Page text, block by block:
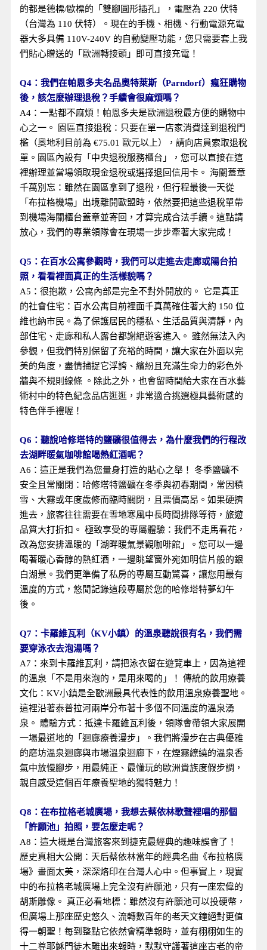
的都是德標/歐標的「雙腳圓形插孔」，電壓為 220 伏特
（台灣為 110 伏特）。現在的手機、相機、行動電源充電
器大多具備 110V-240V 的自動變壓功能，您只需要套上我
們貼心贈送的「歐洲轉接頭」即可直接充電！
Q4：我們在帕恩多夫名品奧特萊斯（Parndorf）瘋狂購物
後，該怎麼辦理退稅？手續會很麻煩嗎？
A4：一點都不麻煩！帕恩多夫是歐洲退稅最方便的購物中
心之一。 園區直接退稅：只要在單一店家消費達到退稅門
檻（奧地利目前為 €75.01 歐元以上），請向店員索取退稅
單。園區內設有「中央退稅服務櫃台」，您可以直接在這
裡辦理並當場領取現金退稅或選擇退回信用卡。 海關蓋章
千萬別忘：雖然在園區拿到了退稅，但行程最後一天從
「布拉格機場」出境離開歐盟時，依然要把這些退稅單帶
到機場海關櫃台蓋章並寄回，才算完成合法手續。這點請
放心，我們的專業領隊會在現場一步步牽著大家完成！
Q5：在百水公寓參觀時，我們可以走進去走廊或陽台拍
照，看看裡面真正的生活樣貌嗎？
A5：很抱歉，公寓內部是完全不對外開放的。 它是真正
的社會住宅：百水公寓目前裡面千真萬確住著大約 150 位
維也納市民。為了保護居民的穩私、生活品質與清靜，內
部住宅、走廊和私人露台都謝絕遊客進入。 雖然無法入內
參觀，但我們特別保留了充裕的時間，讓大家在外面以完
美的角度，盡情捕捉它浮誇、繽紛且充滿生命力的彩色外
牆與不規則線條 。除此之外，也會留時間給大家在百水藝
術村中的特色紀念品店逛逛，非常適合挑選極具藝術感的
特色伴手禮喔！
Q6：聽說哈修塔特的鹽礦很值得去，為什麼我們的行程改
去湖畔暖氣咖啡館喝熱紅酒呢？
A6：這正是我們為您量身打造的貼心之舉！ 冬季鹽礦不
安全且常關閉：哈修塔特鹽礦在冬季與初春期間，常因積
雪、大霧或年度歲修而臨時關閉，且票價高昂。如果硬擠
進去，旅客往往需要在雪地寒風中長時間排隊等待，旅遊
品質大打折扣。 極致享受的專屬體驗：我們不走馬看花，
改為您安排溫暖的「湖畔暖氣景觀咖啡館」。您可以一邊
喝著暖心香醇的熱紅酒，一邊眺望窗外宛如明信片般的銀
白湖景。我們更準備了私房的專屬互動驚喜，讓您用最有
溫度的方式，悠閒記錄這段專屬於您的哈修塔特夢幻午
後。
Q7：卡羅維瓦利（KV小鎮）的溫泉聽說很有名，我們需
要穿泳衣去泡湯嗎？
A7：來到卡羅維瓦利，請把泳衣留在遊覽車上，因為這裡
的溫泉「不是用來泡的，是用來喝的」！ 傳統的飲用療養
文化：KV小鎮是全歐洲最具代表性的飲用溫泉療養聖地。
這裡沿著泰普拉河兩岸分布著十多個不同溫度的溫泉湧
泉。 體驗方式：抵達卡羅維瓦利後，領隊會帶領大家展開
一場最道地的「迴廊療養漫步」。我們將漫步在古典優雅
的磨坊溫泉迴廊與市場溫泉迴廊下，在煙霧繚繞的溫泉香
氣中放慢腳步，用最純正、最懂玩的歐洲貴族度假步調，
親自感受這個百年療養聖地的獨特魅力！
Q8：在布拉格老城廣場，我想去蔡依林歌聲裡唱的那個
「許願池」拍照，要怎麼走呢？
A8：這大概是台灣旅客來到捷克最經典的趣味誤會了！
歷史真相大公開：天后蔡依林當年的經典名曲《布拉格廣
場》畫面太美，深深烙印在台灣人心中。但事實上，現實
中的布拉格老城廣場上完全沒有許願池，只有一座宏偉的
胡斯雕像。 真正必看地標：雖然沒有許願池可以投硬幣，
但廣場上那座歷史悠久、流轉數百年的老天文鐘絕對更值
得一朝聖！每到整點它依然會精準報時，並有栩栩如生的
十二尊耶穌門徒木雕出來報時，默默守護著這座古老的帝